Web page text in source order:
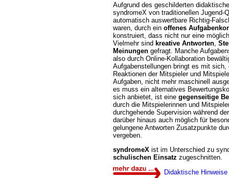
Aufgrund des geschilderten
syndromeX von traditionellen Jugend-
automatisch auswertbare Richtig-
waren, durch ein offenes
konstruiert, dass nicht nur eine
Vielmehr sind kreative Antworten
Meinungen gefragt. Manche
also durch Online-Kollaboration
Aufgabenstellungen bringt es mit
Reaktionen der Mitspieler und
Aufgaben, nicht mehr maschinell
es muss ein alternatives
sich anbietet, ist eine gegenseitige
durch die Mitspielerinnen und
durchgehende Supervision während
darüber hinaus auch möglich für
gelungene Antworten Zusatzpunkte
vergeben.
syndromeX ist im Unterschied zu
schulischen Einsatz zugeschnitten.
Didaktische